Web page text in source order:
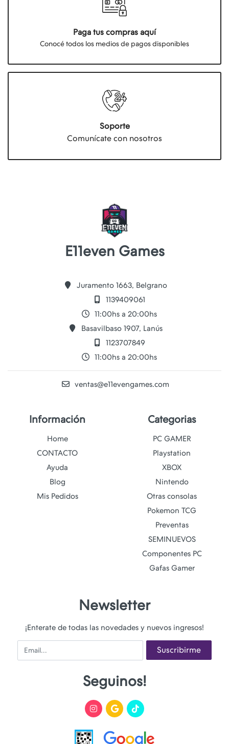
Paga tus compras aquí
Conocé todos los medios de pagos disponibles
Soporte
Comunícate con nosotros
E11even Games
Juramento 1663, Belgrano
1139409061
11:00hs a 20:00hs
Basavilbaso 1907, Lanús
1123707849
11:00hs a 20:00hs
ventas@e11evengames.com
Información
Home
CONTACTO
Ayuda
Blog
Mis Pedidos
Categorias
PC GAMER
Playstation
XBOX
Nintendo
Otras consolas
Pokemon TCG
Preventas
SEMINUEVOS
Componentes PC
Gafas Gamer
Newsletter
¡Enterate de todas las novedades y nuevos ingresos!
Email Suscribirme
Seguinos!